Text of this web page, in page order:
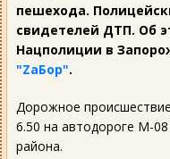
пешехода.
свидетелей ДТП. Об
Нацполиции в
"ZаБор".
Дорожное
6.50 на автодороге М-
района.